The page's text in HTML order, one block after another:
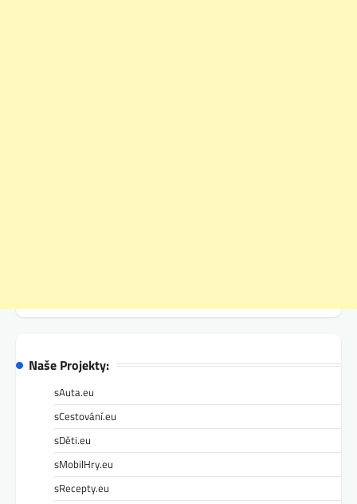
Naše Projekty:
sAuta.eu
sCestování.eu
sDěti.eu
sMobilHry.eu
sRecepty.eu